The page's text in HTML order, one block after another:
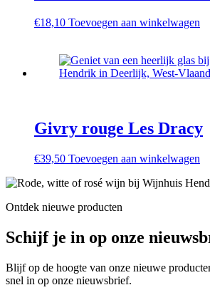
€18,10 Toevoegen aan winkelwagen
Givry rouge Les Dracy
€39,50 Toevoegen aan winkelwagen
Ontdek nieuwe producten
Schijf je in op onze
Blijf op de hoogte van onze nieuwe
snel in op onze nieuwsbrief.